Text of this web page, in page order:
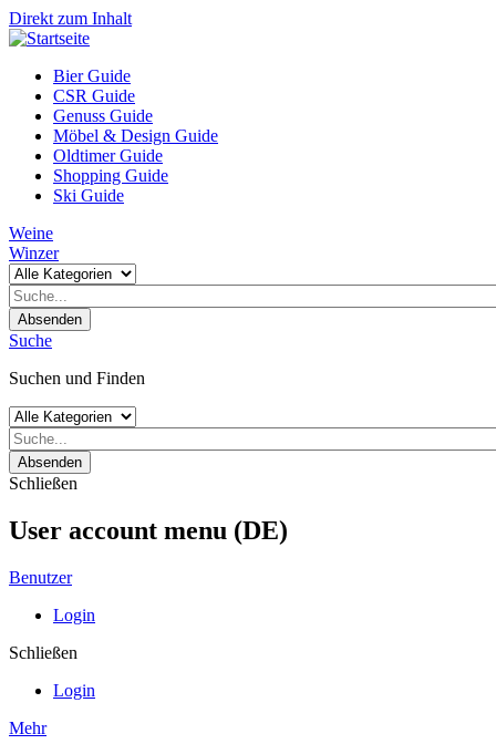
Direkt zum Inhalt
Bier Guide
CSR Guide
Genuss Guide
Möbel & Design Guide
Oldtimer Guide
Shopping Guide
Ski Guide
Weine
Winzer
Absenden
Suche
Suchen und Finden
Absenden
Schließen
User account menu (DE)
Benutzer
Login
Schließen
Login
Mehr